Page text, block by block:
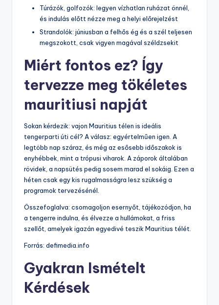
Túrázók, golfozók: legyen vízhatlan ruházat önnél,
és indulás előtt nézze meg a helyi előrejelzést
Strandolók: júniusban a felhős ég és a szél teljesen
megszokott, csak vigyen magával széldzsekit
Miért fontos ez? Így
tervezze meg tökéletes
mauritiusi napját
Sokan kérdezik: vajon Mauritius télen is ideális
tengerparti úti cél? A válasz: egyértelműen igen. A
legtöbb nap száraz, és még az esősebb időszakok is
enyhébbek, mint a trópusi viharok. A záporok általában
rövidek, a napsütés pedig sosem marad el sokáig. Ezen a
héten csak egy kis rugalmasságra lesz szükség a
programok tervezésénél.
Összefoglalva: csomagoljon esernyőt, tájékozódjon, ha
a tengerre indulna, és élvezze a hullámokat, a friss
szellőt, amelyek igazán egyedivé teszik Mauritius télét.
Forrás: defimedia.info
Gyakran Ismételt
Kérdések